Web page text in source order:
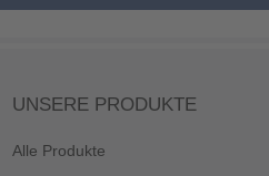
UNSERE PRODUKTE
Alle Produkte